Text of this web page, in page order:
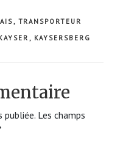
, TRANSPORTEUR
, KAYSERSBERG
publiée. Les champs